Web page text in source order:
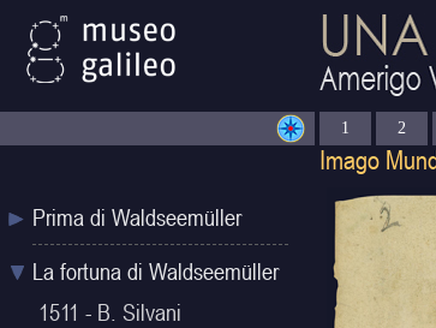
1 2
Prima di Waldseemüller
La fortuna di Waldseemüller
1511 - B. Silvani